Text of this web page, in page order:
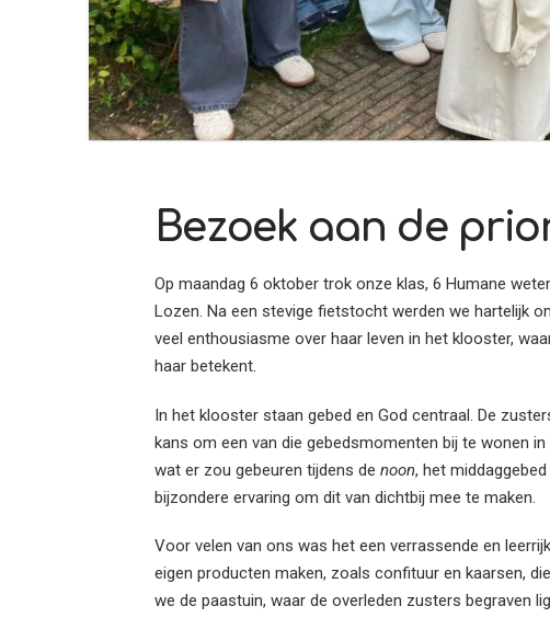
Bezoek aan de
Op maandag 6 oktober trok onze klas, 6 Humane
Lozen. Na een stevige fietstocht werden we hartelijk
veel enthousiasme over haar leven in het klooster,
haar betekent.
In het klooster staan gebed en God centraal. De
kans om een van die gebedsmomenten bij te wonen
wat er zou gebeuren tijdens de noon, het
bijzondere ervaring om dit van dichtbij mee te maken.
Voor velen van ons was het een verrassende en
eigen producten maken, zoals confituur en kaarsen,
we de paastuin, waar de overleden zusters begraven